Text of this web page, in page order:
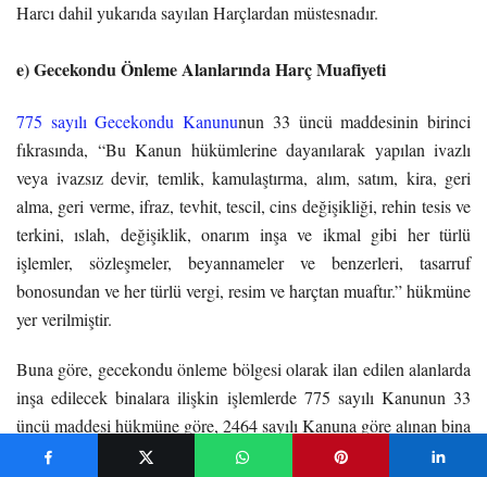
Harcı dahil yukarıda sayılan Harçlardan müstesnadır.
e) Gecekondu Önleme Alanlarında Harç Muafiyeti
775 sayılı Gecekondu Kanununun 33 üncü maddesinin birinci
fıkrasında, “Bu Kanun hükümlerine dayanılarak yapılan ivazlı
veya ivazsız devir, temlik, kamulaştırma, alım, satım, kira, geri
alma, geri verme, ifraz, tevhit, tescil, cins değişikliği, rehin tesis ve
terkini, ıslah, değişiklik, onarım inşa ve ikmal gibi her türlü
işlemler, sözleşmeler, beyannameler ve benzerleri, tasarruf
bonosundan ve her türlü vergi, resim ve harçtan muaftır.” hükmüne
yer verilmiştir.
Buna göre, gecekondu önleme bölgesi olarak ilan edilen alanlarda
inşa edilecek binalara ilişkin işlemlerde 775 sayılı Kanunun 33
üncü maddesi hükmüne göre, 2464 sayılı Kanuna göre alınan bina
inşaat harcı ile imarla ilgili harçların (parselasyon harcı, ifraz ve